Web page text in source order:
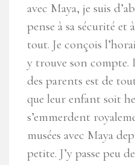
avec Maya, je suis
pense à sa sécurité
tout. Je conçois
y trouve son compte.
des parents est de
que leur enfant soit
s’emmerdent
musées avec Maya
petite. J’y passe peu